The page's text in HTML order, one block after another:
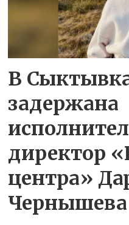
В
задержана
директор
центра»
Чернышева